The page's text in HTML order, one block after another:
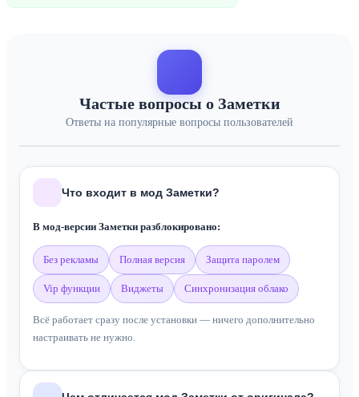
Частые вопросы о Заметки
Ответы на популярные вопросы пользователей
Что входит в мод Заметки?
В мод-версии Заметки разблокировано:
без рекламы полная версия защита паролем
vip функции виджеты синхронизация облако
Всё работает сразу после установки — ничего дополнительно
настраивать не нужно.